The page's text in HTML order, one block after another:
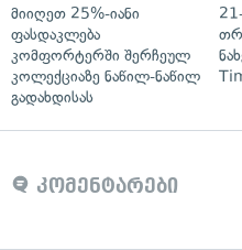
მიიღეთ 25%-იანი
ფასდაკლება
კომფორტერში შერჩეულ
კოლექციაზე ნაწილ-ნაწილ
გადახდისას
კომენტარები